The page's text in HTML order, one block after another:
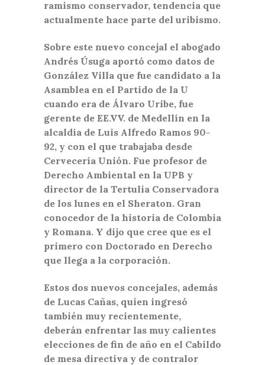
ramismo conservador, tendencia que
actualmente hace parte del uribismo.
Sobre este nuevo concejal el abogado
Andrés Úsuga aportó como datos de
González Villa que fue candidato a la
Asamblea en el Partido de la U
cuando era de Álvaro Uribe, fue
gerente de EE.VV. de Medellín en la
alcaldía de Luis Alfredo Ramos 90-
92, y con el que trabajaba desde
Cervecería Unión. Fue profesor de
Derecho Ambiental en la UPB y
director de la Tertulia Conservadora
de los lunes en el Sheraton. Gran
conocedor de la historia de Colombia
y Romana. Y dijo que cree que es el
primero con Doctorado en Derecho
que llega a la corporación.
Estos dos nuevos concejales, además
de Lucas Cañas, quien ingresó
también muy recientemente,
deberán enfrentar las muy calientes
elecciones de fin de año en el Cabildo
de mesa directiva y de contralor